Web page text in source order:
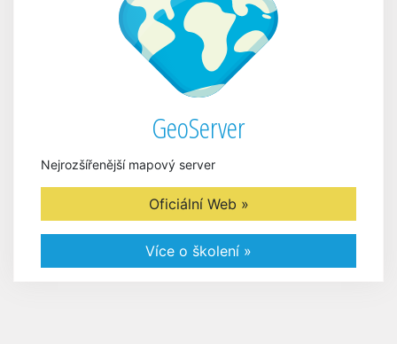
GeoServer
Nejrozšířenější mapový server
Oficiální Web »
Více o školení »